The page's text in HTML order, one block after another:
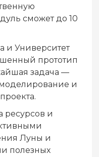
сможет до 10
и Университет
прототип
задача —
и
ресурсов и
Луны и
полезных